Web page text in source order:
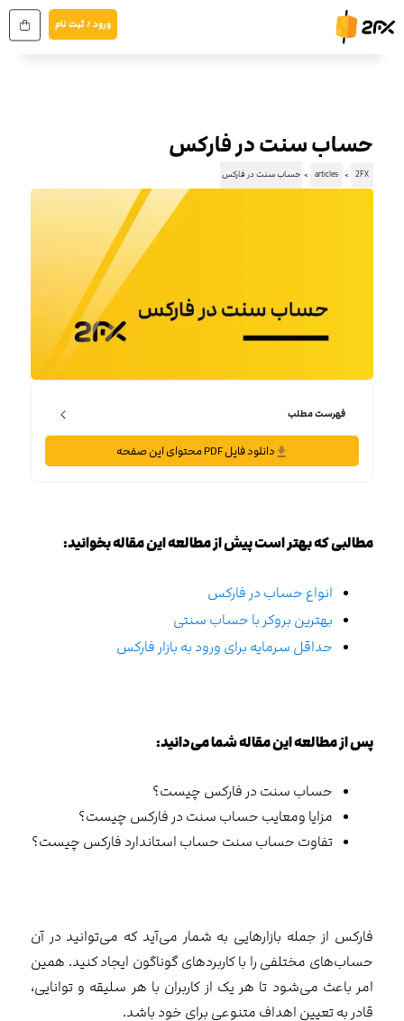
به
ورود / ثبت نام
حساب سنت در فارکس
2FX
articles حساب سنت در فارکس
فهرست مطلب
دانلود فایل PDF محتوای این صفحه
مطالبی که بهتر است پیش از مطالعه این مقاله بخوانید:
انواع حساب در فارکس
بهترین بروکر با حساب سنتی
حداقل سرمایه برای ورود به بازار فارکس
پس از مطالعه این مقاله شما می‌دانید:
حساب سنت در فارکس چیست؟
مزایا ومعایب حساب سنت در فارکس چیست؟
تفاوت حساب سنت حساب استاندارد فارکس چیست؟
فارکس از جمله بازارهایی به شمار می‌آید که می‌توانید در آن
حساب‌های مختلفی را با کاربردهای گوناگون ایجاد کنید. همین
امر باعث می‌شود تا هر یک از کاربران با هر سلیقه و توانایی،
قادر به تعیین اهداف متنوعی برای خود باشد.